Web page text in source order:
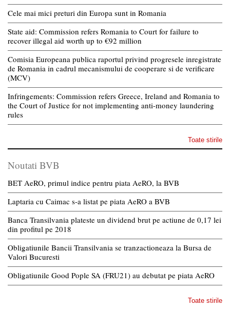
Cele mai mici preturi din Europa sunt in Romania
State aid: Commission refers Romania to Court for failure to
recover illegal aid worth up to €92 million
Comisia Europeana publica raportul privind progresele inregistrate
de Romania in cadrul mecanismului de cooperare si de verificare
(MCV)
Infringements: Commission refers Greece, Ireland and Romania to
the Court of Justice for not implementing anti-money laundering
rules
Toate stirile
Noutati BVB
BET AeRO, primul indice pentru piata AeRO, la BVB
Laptaria cu Caimac s-a listat pe piata AeRO a BVB
Banca Transilvania plateste un dividend brut pe actiune de 0,17 lei
din profitul pe 2018
Obligatiunile Bancii Transilvania se tranzactioneaza la Bursa de
Valori Bucuresti
Obligatiunile Good Pople SA (FRU21) au debutat pe piata AeRO
Toate stirile